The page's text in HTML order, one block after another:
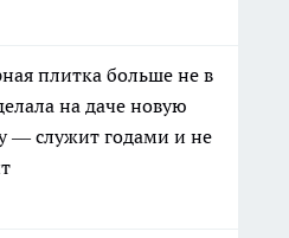
плитка больше не в
на даче новую
— служит годами и не